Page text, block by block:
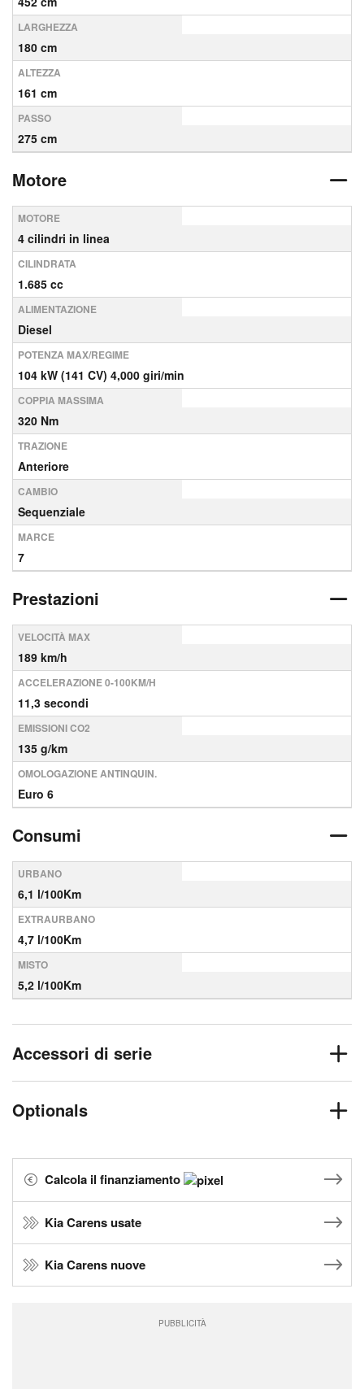
LARGHEZZA
180 cm
ALTEZZA
161 cm
PASSO
275 cm
Motore
MOTORE
4 cilindri in linea
CILINDRATA
1.685 cc
ALIMENTAZIONE
Diesel
POTENZA MAX/REGIME
104 kW (141 CV) 4,000 giri/min
COPPIA MASSIMA
320 Nm
TRAZIONE
Anteriore
CAMBIO
Sequenziale
MARCE
7
Prestazioni
VELOCITÀ MAX
189 km/h
ACCELERAZIONE 0-100KM/H
11,3 secondi
EMISSIONI CO2
135 g/km
OMOLOGAZIONE ANTINQUIN.
Euro 6
Consumi
URBANO
6,1 l/100Km
EXTRAURBANO
4,7 l/100Km
MISTO
5,2 l/100Km
Accessori di serie
Optionals
Calcola il finanziamento
Kia Carens usate
Kia Carens nuove
PUBBLICITÀ